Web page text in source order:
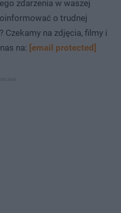
zdarzenia w waszej
o trudnej
na zdjęcia, filmy i
na: [email protected]